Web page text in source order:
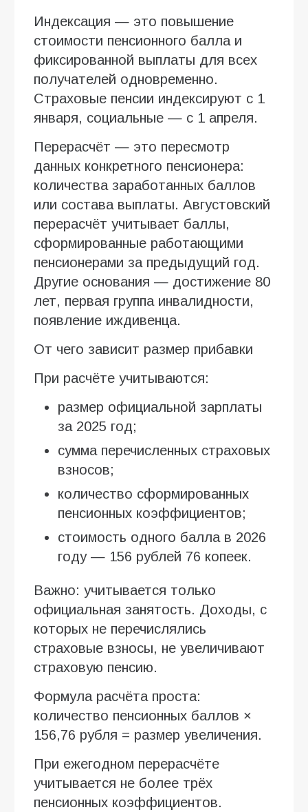
Индексация — это повышение
стоимости пенсионного балла и
фиксированной выплаты для всех
получателей одновременно.
Страховые пенсии индексируют с 1
января, социальные — с 1 апреля.
Перерасчёт — это пересмотр
данных конкретного пенсионера:
количества заработанных баллов
или состава выплаты. Августовский
перерасчёт учитывает баллы,
сформированные работающими
пенсионерами за предыдущий год.
Другие основания — достижение 80
лет, первая группа инвалидности,
появление иждивенца.
От чего зависит размер прибавки
При расчёте учитываются:
размер официальной зарплаты
за 2025 год;
сумма перечисленных страховых
взносов;
количество сформированных
пенсионных коэффициентов;
стоимость одного балла в 2026
году — 156 рублей 76 копеек.
Важно: учитывается только
официальная занятость. Доходы, с
которых не перечислялись
страховые взносы, не увеличивают
страховую пенсию.
Формула расчёта проста:
количество пенсионных баллов ×
156,76 рубля = размер увеличения.
При ежегодном перерасчёте
учитывается не более трёх
пенсионных коэффициентов.